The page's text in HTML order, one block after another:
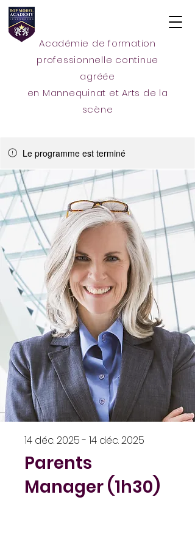
Académie de formation
professionnelle continue
agréée
en Mannequinat et Arts de la
scène
Le programme est terminé
Parents
Manager (1h30)
14 déc. 2025 - 14 déc. 2025